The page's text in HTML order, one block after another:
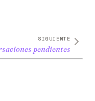
SIGUIENTE
pendientes